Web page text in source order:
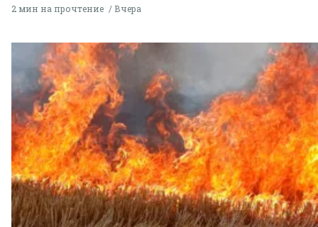
2 мин на прочтение Вчера